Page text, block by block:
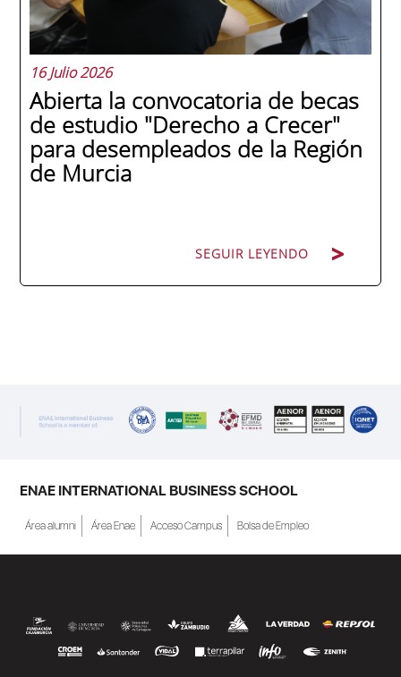
y antiguo alumno...
16 Julio 2026
Abierta la convocatoria de becas
de estudio "Derecho a Crecer"
para desempleados de la Región
de Murcia
SEGUIR LEYENDO
a Crecer". El programa está dirigido a
personas inscritas como demandantes de
becas de estudio parciales (50%), además
de al menos una beca...
ENAE INTERNATIONAL BUSINESS SCHOOL
Área alumni Área Enae Acceso Campus Bolsa de Empleo